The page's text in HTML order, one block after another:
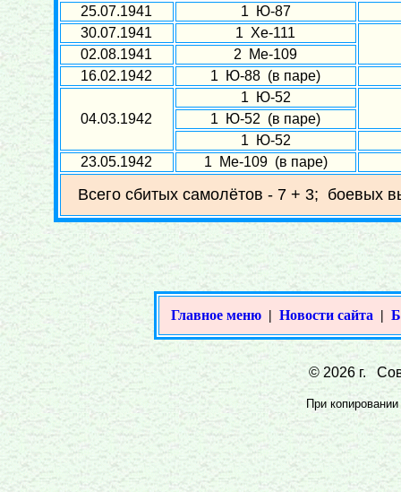
25.07.1941
1 Ю-87
30.07.1941
1 Хе-111
02.08.1941
2 Ме-109
16.02.1942
1 Ю-88 (в паре)
04.03.1942
1 Ю-52
1 Ю-52 (в паре)
1 Ю-52
23.05.1942
1 Ме-109 (в паре)
Всего сбитых самолётов - 7 + 3; боевых
Главное меню | Новости сайта |
© 2026 г.
При